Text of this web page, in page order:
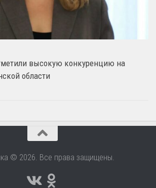
высокую конкуренцию на
области
© 2026. Все права защищены.